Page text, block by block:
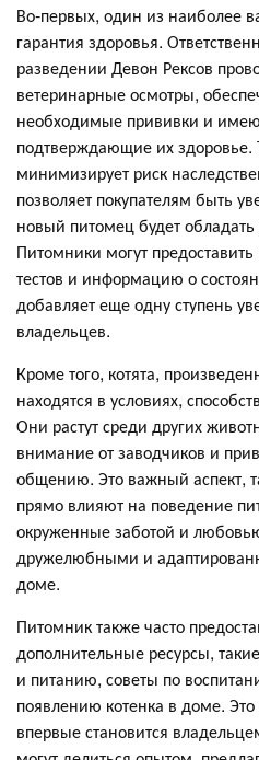
Во-первых, один из наиболее
гарантия здоровья.
разведении Девон Рексов
ветеринарные осмотры,
необходимые прививки и
подтверждающие их здоровье.
минимизирует риск
позволяет покупателям быть
новый питомец будет
Питомники могут предоставить
тестов и информацию о
добавляет еще одну ступень
владельцев.
Кроме того, котята,
находятся в условиях,
Они растут среди других
внимание от заводчиков и
общению. Это важный аспект,
прямо влияют на поведение
окруженные заботой и
дружелюбными и
доме.
Питомник также часто
дополнительные ресурсы,
и питанию, советы по
появлению котенка в доме.
впервые становится